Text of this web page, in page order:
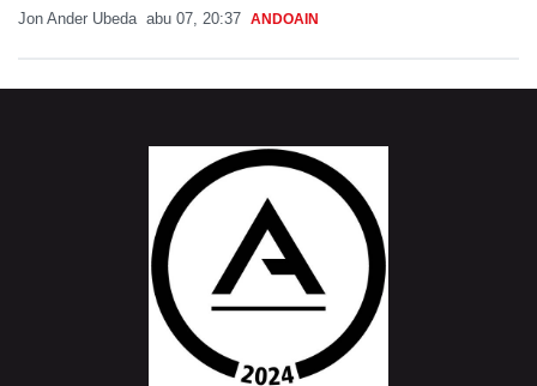
Jon Ander Ubeda abu 07, 20:37 ANDOAIN